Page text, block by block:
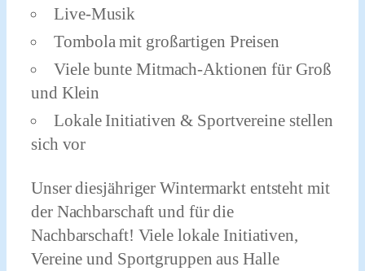
Live-Musik
Tombola mit großartigen Preisen
Viele bunte Mitmach-Aktionen für Groß
und Klein
Lokale Initiativen & Sportvereine stellen
sich vor
Unser diesjähriger Wintermarkt entsteht mit
der Nachbarschaft und für die
Nachbarschaft! Viele lokale Initiativen,
Vereine und Sportgruppen aus Halle